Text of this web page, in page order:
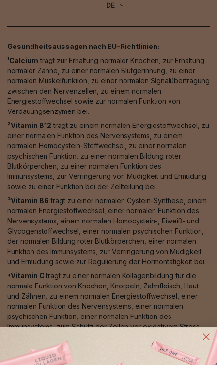
DE
Gesundheitsaussagen nach EU-Richtlinien:
¹Calcium trägt zur Erhaltung normaler Knochen, zur Erhaltung
normaler Zähne, zu einer normalen Blutgerinnung, zu einer
normalen Muskelfunktion, zu einer normalen Signalübertragung
zwischen den Nervenzellen, zu einem normalen
Energiestoffwechsel sowie zur normalen Funktion von
Verdauungsenzymen bei.
²Vitamin B12 trägt zu einem normalen Energiestoffwechsel, zu
einer normalen Funktion des Nervensystems, zu einem
normalen Homocystein-Stoffwechsel, zu einer normalen
psychischen Funktion, zu einer normalen Bildung roter
Blutkörperchen, zu einer normalen Funktion des
Immunsystems, zur Verringerung von Müdigkeit und Ermüdung
sowie zu einer Funktion bei der Zellteilung bei.
³Vitamin B6 trägt zu einer normalen Cystein-Synthese, einem
normalen Energiestoffwechsel, einer normalen Funktion des
Nervensystems, einem normalen Homocystein-, Eiweiß- und
Glycogenstoffwechsel, einer normalen psychischen Funktion,
der normalen Bildung roter Blutkörperchen, einer normalen
Funktion des Immunsystems, zur Verringerung von Müdigkeit
und Ermüdung sowie zur Regulierung der Hormontätigkeit bei.
⁴Vitamin Cträgt zu einer normalen Kollagenbildung für die
normale Funktion von Knochen, Knorpeln, Zahnfleisch, Haut
und Zähnen, zu einem normalen Energiestoffwechsel, einer
normalen Funktion des Nervensystems, einer normalen
psychischen Funktion, einer normalen Funktion des
Immunsystems, zum Schutz der Zellen vor oxidativem Stress,
Regeneration der reduzierten Form von Vitamin E sowie zur
Erhöhung der Eisenaufnahme bei.